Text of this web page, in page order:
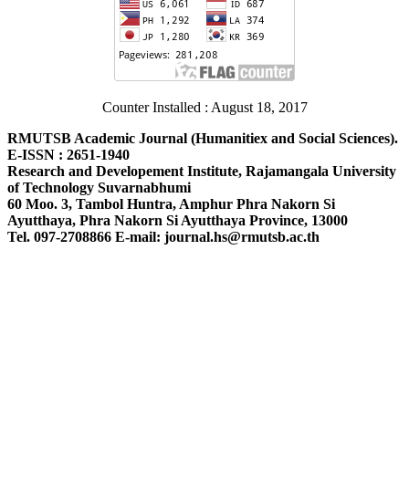
Counter Installed : August 18, 2017
RMUTSB Academic Journal (Humanitiex and Social Sciences).
E-ISSN : 2651-1940
Research and Developement Institute, Rajamangala University
of Technology Suvarnabhumi
60 Moo. 3, Tambol Huntra, Amphur Phra Nakorn Si
Ayutthaya, Phra Nakorn Si Ayutthaya Province, 13000
Tel. 097-2708866 E-mail: journal.hs@rmutsb.ac.th